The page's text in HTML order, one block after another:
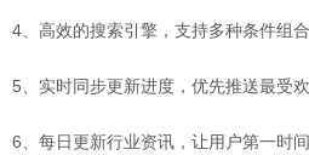
4、高效的搜索引擎，支持多种条件组
5、实时同步更新进度，优先推送最受
6、每日更新行业资讯，让用户第一时